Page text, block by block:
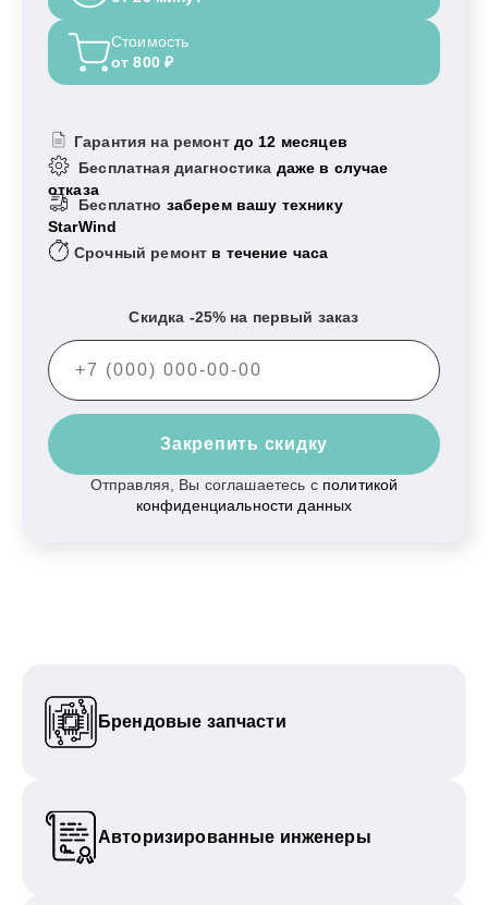
Стоимость
от 800 ₽
Гарантия на ремонт до 12 месяцев
Бесплатная диагностика даже в случае
отказа
Бесплатно заберем вашу технику
StarWind
Срочный ремонт в течение часа
Скидка -25% на первый заказ
Закрепить скидку
Отправляя, Вы соглашаетесь с политикой
конфиденциальности данных
Брендовые запчасти
Авторизированные инженеры